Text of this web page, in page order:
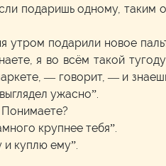
подаришь одному, таким
утром подарили новое
я во всём такой
— говорит, — и
ужасно”.
крупнее тебя”.
и куплю ему”.